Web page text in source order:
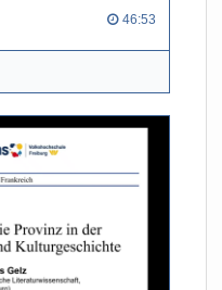
46:53